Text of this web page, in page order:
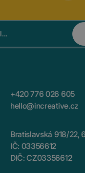
+420 776 026 605
hello@increative.cz
Bratislavská 918/22,
IČ: 03356612
DIČ: CZ03356612